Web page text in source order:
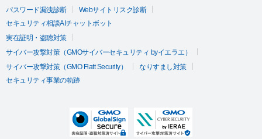
パスワード漏洩診断
Webサイトリスク診断
セキュリティ相談AIチャットボット
実在証明・盗聴対策
サイバー攻撃対策（GMOサイバーセキュリティ byイエラエ）
サイバー攻撃対策（GMO Flatt Security）
なりすまし対策
セキュリティ事業の軌跡